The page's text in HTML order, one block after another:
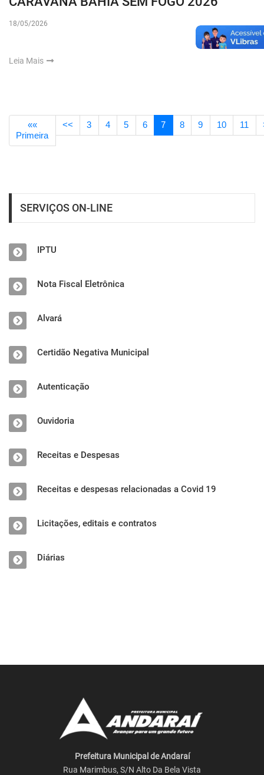
18/05/2026
Leia Mais
««
Primeira
<< 3 4 5 6 7 8 9 10 11
SERVIÇOS ON-LINE
IPTU
Nota Fiscal Eletrônica
Alvará
Certidão Negativa Municipal
Autenticação
Ouvidoria
Receitas e Despesas
Receitas e despesas relacionadas a Covid 19
Licitações, editais e contratos
Diárias
Prefeitura Municipal de Andaraí
Rua Marimbus, S/N Alto Da Bela Vista